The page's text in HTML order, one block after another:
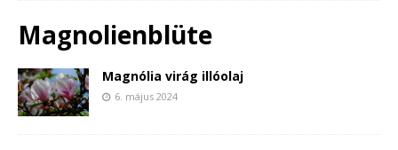
Magnolienblüte
Magnólia virág illóolaj
6. május 2024